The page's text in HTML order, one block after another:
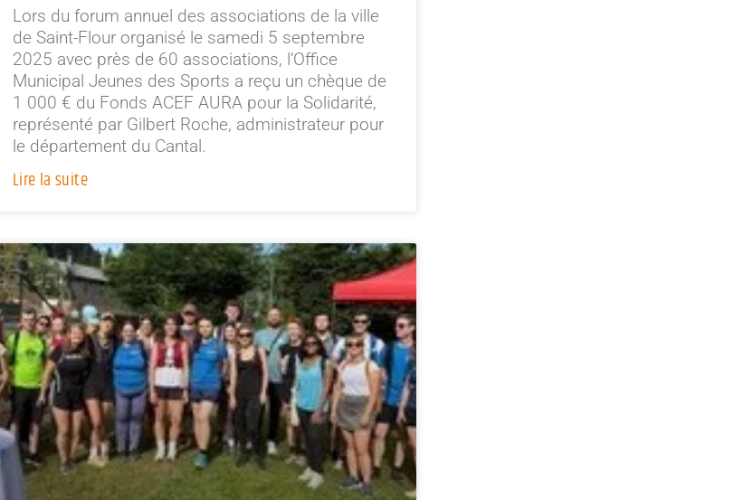
Lors du forum annuel des associations de la ville
de Saint-Flour organisé le samedi 5 septembre
2025 avec près de 60 associations, l’Office
Municipal Jeunes des Sports a reçu un chèque de
1 000 € du Fonds ACEF AURA pour la Solidarité,
représenté par Gilbert Roche, administrateur pour
le département du Cantal.
Lire la suite